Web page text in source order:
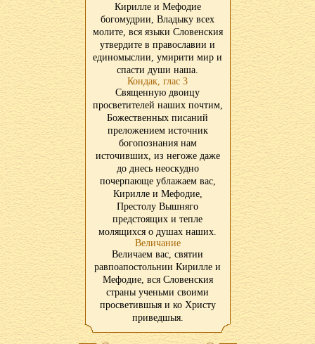
Кирилле и Мефодие
богомудрии, Владыку всех
молите, вся языки Словенския
утвердите в православии и
единомыслии, умирити мир и
спасти души наша.
Кондак, глас 3
Священную двоицу
просветителей наших почтим,
Божественных писаний
преложением источник
богопознания нам
источивших, из негоже даже
до днесь неоскудно
почерпающе ублажаем вас,
Кирилле и Мефодие,
Престолу Вышняго
предстоящих и тепле
молящихся о душах наших.
Величание
Величаем вас, святии
равпоапостольнии Кирилле и
Мефодие, вся Словенския
страны ученьми своими
просветившыя и ко Христу
приведшыя.